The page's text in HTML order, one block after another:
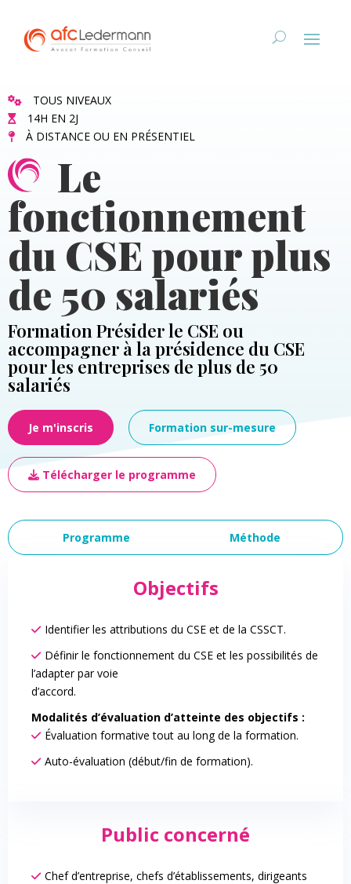
TOUS NIVEAUX
14H EN 2J
À DISTANCE OU EN PRÉSENTIEL
Le
fonctionnement
du CSE pour plus
de 50 salariés
Formation Présider le CSE ou
accompagner à la présidence du CSE
pour les entreprises de plus de 50
salariés
Je m'inscris Formation sur-mesure
Télécharger le programme
Programme Méthode
Objectifs
Identifier les attributions du CSE et de la CSSCT.
Définir le fonctionnement du CSE et les possibilités de
l’adapter par voie
d’accord.
Modalités d’évaluation d’atteinte des objectifs :
Évaluation formative tout au long de la formation.
Auto-évaluation (début/fin de formation).
Public concerné
Chef d’entreprise, chefs d’établissements, dirigeants